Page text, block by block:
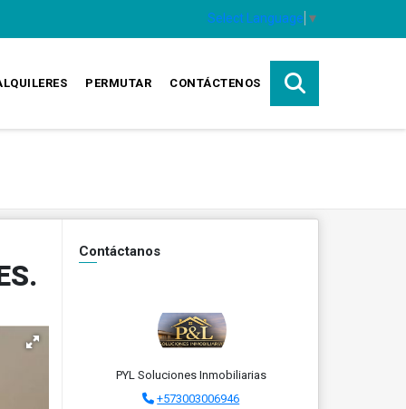
Select Language ▼
PERMUTAR CONTÁCTENOS
Contáctanos
PYL Soluciones Inmobiliarias
+573003006946